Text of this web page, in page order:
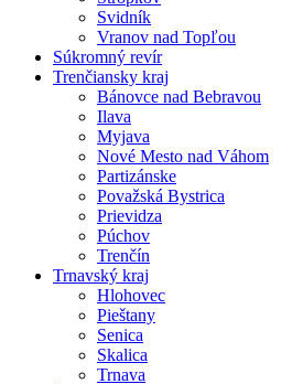
Svidník
Vranov nad Topľou
Súkromný revír
Trenčiansky kraj
Bánovce nad Bebravou
Ilava
Myjava
Nové Mesto nad Váhom
Partizánske
Považská Bystrica
Prievidza
Púchov
Trenčín
Trnavský kraj
Hlohovec
Pieštany
Senica
Skalica
Trnava